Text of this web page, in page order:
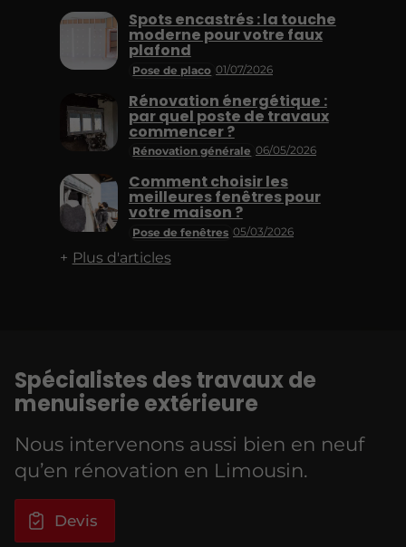
Pose de placo 01/07/2026
Spots encastrés : la touche
moderne pour votre faux
plafond
Rénovation générale 06/05/2026
Rénovation énergétique :
par quel poste de travaux
commencer ?
Pose de fenêtres 05/03/2026
Comment choisir les
meilleures fenêtres pour
votre maison ?
Plus d'articles
Spécialistes des travaux de
menuiserie extérieure
Nous intervenons aussi bien en neuf
qu’en rénovation en Limousin.
Devis